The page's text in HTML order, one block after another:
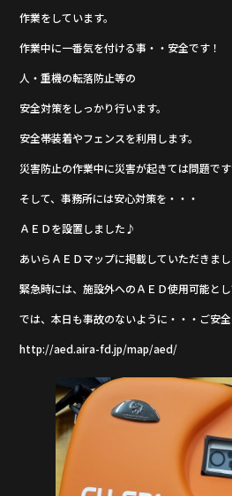
作業をしています。
作業中に一番気を付ける事・・安全です！
人・重機の転落防止等の
安全対策をしっかり行います。
安全帯装着やフェンスを利用します。
災害防止の作業中に災害が起きては問題で
そして、事務所には安心対策を・・・
ＡＥＤを設置しました♪
あいらＡＥＤマップに掲載していただきま
緊急時には、施設外へのＡＥＤ使用可能とし
では、本日も事故のないように・・・ご安
http://aed.aira-fd.jp/map/aed/